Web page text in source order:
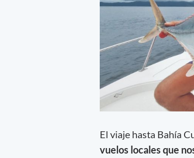
El viaje hasta Bahía
vuelos locales que